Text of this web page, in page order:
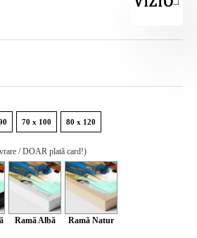
70 x 100 80 x 120
/ DOAR plată card!)
Ramă Albă
Ramă Natur